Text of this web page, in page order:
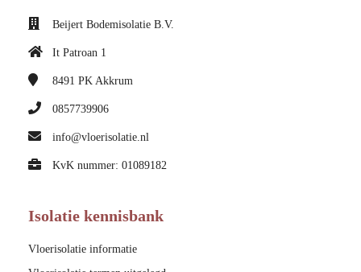
Beijert Bodemisolatie B.V.
It Patroan 1
8491 PK Akkrum
0857739906
info@vloerisolatie.nl
KvK nummer: 01089182
Isolatie kennisbank
Vloerisolatie informatie